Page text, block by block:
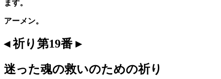
ます。
アーメン。
◂ 祈り第19番 ▸
迷った魂の救いのための祈り